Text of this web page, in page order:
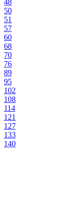
48
50
51
57
60
68
70
76
89
95
102
108
114
121
127
133
140